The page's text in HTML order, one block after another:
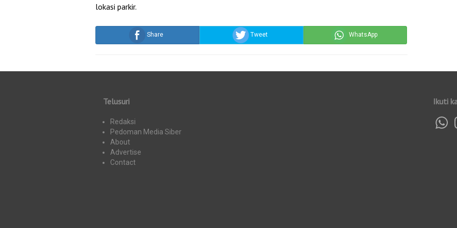
lokasi parkir.
Share Tweet WhatsApp
Telusuri
Redaksi
Pedoman Media Siber
About
Advertise
Contact
Ikuti